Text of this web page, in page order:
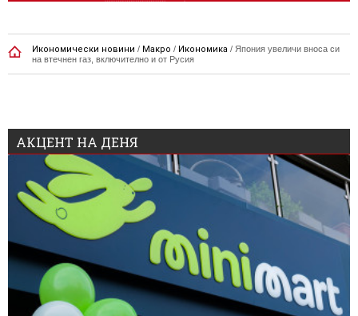
Икономически новини / Макро / Икономика / Япония увеличи вноса си
на втечнен газ, включително и от Русия
АКЦЕНТ НА ДЕНЯ